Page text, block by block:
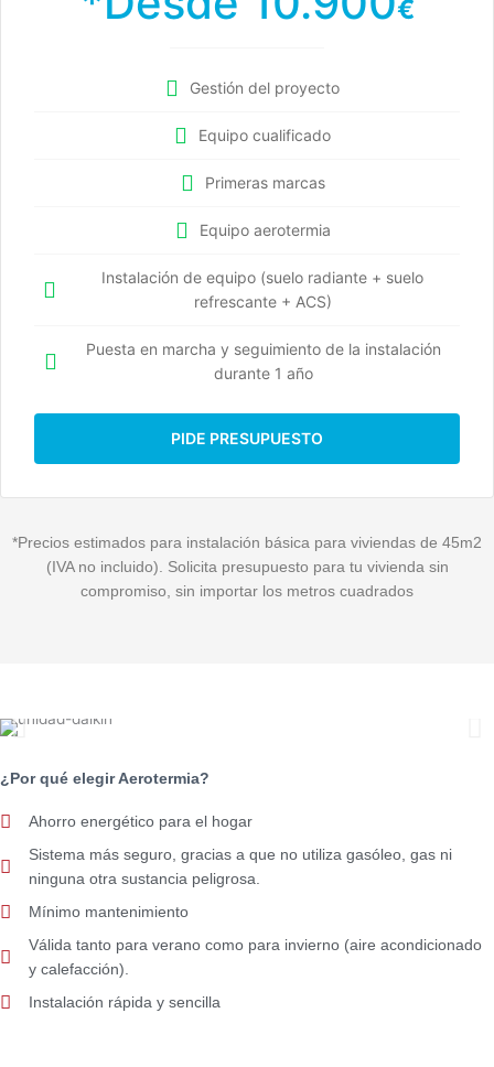
€
Gestión del proyecto
Equipo cualificado
Primeras marcas
Equipo aerotermia
Instalación de equipo (suelo radiante + suelo
refrescante + ACS)
Puesta en marcha y seguimiento de la instalación
durante 1 año
PIDE PRESUPUESTO
*Precios estimados para instalación básica para viviendas de 45m2
(IVA no incluido). Solicita presupuesto para tu vivienda sin
compromiso, sin importar los metros cuadrados
¿Por qué elegir Aerotermia?
Ahorro energético para el hogar
Sistema más seguro, gracias a que no utiliza gasóleo, gas ni
ninguna otra sustancia peligrosa.
Mínimo mantenimiento
Válida tanto para verano como para invierno (aire acondicionado
y calefacción).
Instalación rápida y sencilla